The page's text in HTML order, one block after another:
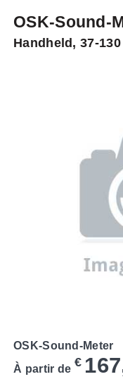
OSK-Sound-
Handheld, 37-
OSK-Sound-Meter
À partir de €